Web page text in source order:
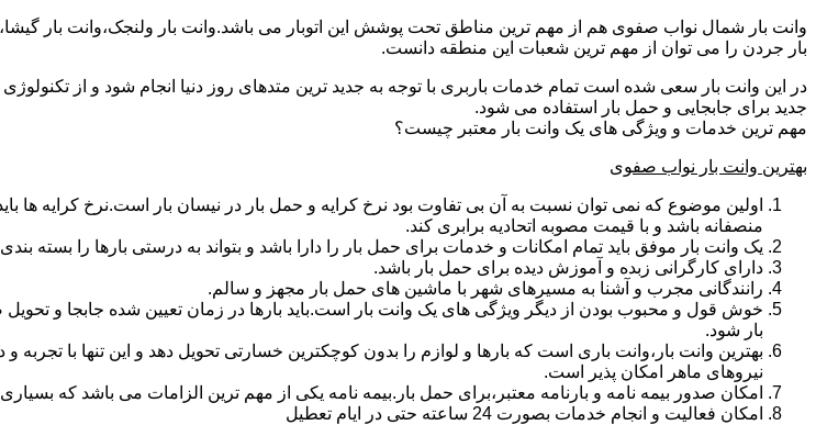
وانت بار شمال نواب صفوی هم از مهم ترین مناطق تحت پوشش این اتوبار می باشد.وانت بار ولنجک،وانت بار
بار جردن را می توان از مهم ترین شعبات این منطقه دانست.
در این وانت بار سعی شده است تمام خدمات باربری با توجه به جدید ترین متدهای روز دنیا انجام شود و از
جدید برای جابجایی و حمل بار استفاده می شود.
مهم ترین خدمات و ویژگی های یک وانت بار معتبر چیست؟
بهترین وانت بار نواب صفوی
اولین موضوع که نمی توان نسبت به آن بی تفاوت بود نرخ کرایه و حمل بار در نیسان بار است.نرخ کرایه ها
منصفانه باشد و با قیمت مصوبه اتحادیه برابری کند.
یک وانت بار موفق باید تمام امکانات و خدمات برای حمل بار را دارا باشد و بتواند به درستی بارها را بسته بندی
دارای کارگرانی زبده و آموزش دیده برای حمل بار باشد.
رانندگانی مجرب و آشنا به مسیرهای شهر با ماشین های حمل بار مجهز و سالم.
خوش قول و محبوب بودن از دیگر ویژگی های یک وانت بار است.باید بارها در زمان تعیین شده جابجا و
بار شود.
بهترین وانت بار،وانت باری است که بارها و لوازم را بدون کوچکترین خسارتی تحویل دهد و این تنها با تجربه و
نیروهای ماهر امکان پذیر است.
امکان صدور بیمه نامه و بارنامه معتبر،برای حمل بار.بیمه نامه یکی از مهم ترین الزامات می باشد که
امکان فعالیت و انجام خدمات بصورت 24 ساعته حتی در ایام تعطیل